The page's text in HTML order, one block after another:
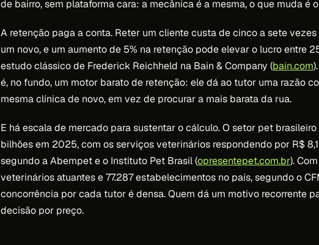
de bairro, sem plataforma cara: a mecânica é a mesma, o que muda é
A retenção paga a conta. Reter um cliente custa de cinco a sete
um novo, e um aumento de 5% na retenção pode elevar o lucro entre
estudo clássico de Frederick Reichheld na Bain & Company (bain.com
é, no fundo, um motor barato de retenção: ele dá ao tutor uma razão
mesma clínica de novo, em vez de procurar a mais barata da rua.
E há escala de mercado para sustentar o cálculo. O setor pet brasileiro
bilhões em 2025, com os serviços veterinários respondendo por R$
segundo a Abempet e o Instituto Pet Brasil (opresentepet.com.br).
veterinários atuantes e 77.287 estabelecimentos no país, segundo o
concorrência por cada tutor é densa. Quem dá um motivo recorrente
decisão por preço.